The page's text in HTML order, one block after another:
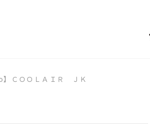
】ＣＯＯＬＡＩＲ ＪＫ